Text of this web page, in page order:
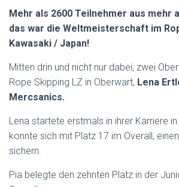
Mehr als 2600 Teilnehmer aus mehr
das war die Weltmeisterschaft im
Kawasaki / Japan!
Mitten drin und nicht nur dabei, zwei
Rope Skipping LZ in Oberwart, Lena
Mercsanics.
Lena startete erstmals in ihrer Karriere
konnte sich mit Platz 17 im Overall,
sichern.
Pia belegte den zehnten Platz in der